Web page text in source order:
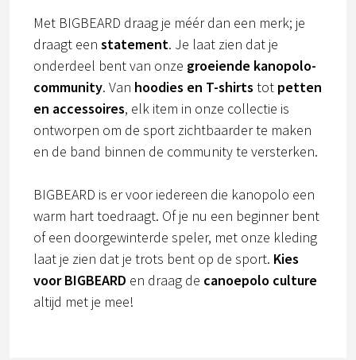
Met BIGBEARD draag je méér dan een merk; je
draagt een statement. Je laat zien dat je
onderdeel bent van onze groeiende kanopolo-
community. Van hoodies en T-shirts tot petten
en accessoires, elk item in onze collectie is
ontworpen om de sport zichtbaarder te maken
en de band binnen de community te versterken.
BIGBEARD is er voor iedereen die kanopolo een
warm hart toedraagt. Of je nu een beginner bent
of een doorgewinterde speler, met onze kleding
laat je zien dat je trots bent op de sport. Kies
voor BIGBEARD en draag de canoepolo culture
altijd met je mee!